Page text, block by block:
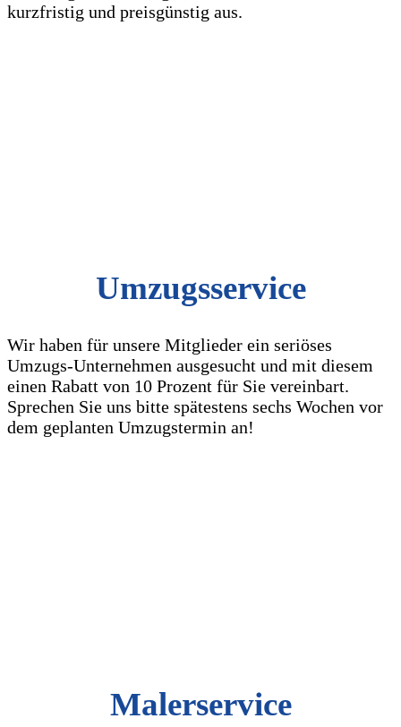
kurzfristig und preisgünstig aus.
Umzugsservice
Wir haben für unsere Mitglieder ein seriöses
Umzugs-Unternehmen ausgesucht und mit diesem
einen Rabatt von 10 Prozent für Sie vereinbart.
Sprechen Sie uns bitte spätestens sechs Wochen vor
dem geplanten Umzugstermin an!
Malerservice